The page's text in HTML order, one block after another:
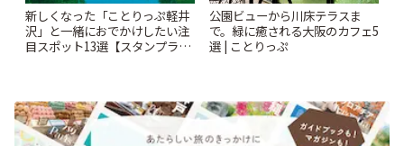
新しくなった「ことりっぷ軽井
沢」と一緒におでかけしたい注
目スポット13選【スタンプラリ
公園ビューから川床テラスま
で。緑に癒される大阪のカフェ5
選 | ことりっぷ